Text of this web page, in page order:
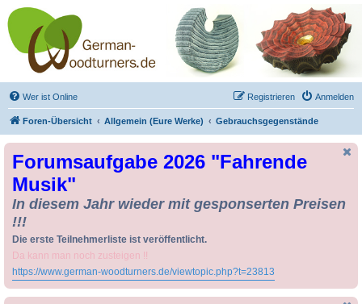
Drechseln und
Kunsthandwerk -
German-Woodturners
*Forum Sauerland*
Der Treffpunkt für Drechsler und Freunde des Kunsthandwerks
Wer ist Online Anmelden
Registrieren
Foren-Übersicht Allgemein (Eure Werke) Gebrauchsgegenstände
Forumsaufgabe 2026 "Fahrende
Musik"
In diesem Jahr wieder mit gesponserten Preisen
!!!
Die erste Teilnehmerliste ist veröffentlicht.
Da kann man noch zusteigen !!
https://www.german-woodturners.de/viewtopic.php?t=23813